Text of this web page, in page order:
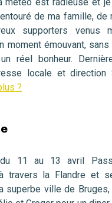
entouré de ma famille,
supporters venus
moment émouvant,
réel bonheur.
locale et direction
?
du 11 au 13 avril
travers la Flandre et
superbe ville de Bruges,